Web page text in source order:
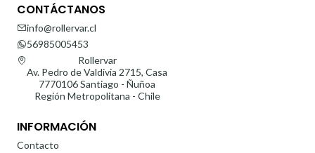
CONTÁCTANOS
info@rollervar.cl
56985005453
Rollervar
Av. Pedro de Valdivia 2715, Casa
7770106 Santiago - Ñuñoa
Región Metropolitana - Chile
INFORMACIÓN
Contacto